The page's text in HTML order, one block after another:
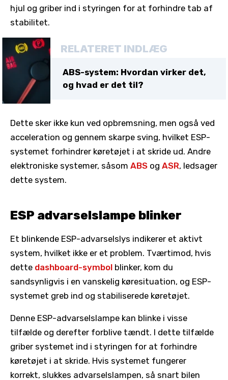
hjul og griber ind i styringen for at forhindre tab af
stabilitet.
RELATERET INDLÆG
ABS-system: Hvordan virker det,
og hvad er det til?
Dette sker ikke kun ved opbremsning, men også ved
acceleration og gennem skarpe sving, hvilket ESP-
systemet forhindrer køretøjet i at skride ud. Andre
elektroniske systemer, såsom ABS og ASR, ledsager
dette system.
ESP advarselslampe blinker
Et blinkende ESP-advarselslys indikerer et aktivt
system, hvilket ikke er et problem. Tværtimod, hvis
dette dashboard-symbol blinker, kom du
sandsynligvis i en vanskelig køresituation, og ESP-
systemet greb ind og stabiliserede køretøjet.
Denne ESP-advarselslampe kan blinke i visse
tilfælde og derefter forblive tændt. I dette tilfælde
griber systemet ind i styringen for at forhindre
køretøjet i at skride. Hvis systemet fungerer
korrekt, slukkes advarselslampen, så snart bilen